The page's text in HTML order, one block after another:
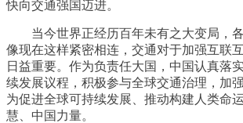
快向交通强国迈进。
当今世界正经历百年未有之大变局，各
像现在这样紧密相连，交通对于加强互联
日益重要。作为负责任大国，中国认真落
续发展议程，积极参与全球交通治理，加
为促进全球可持续发展、推动构建人类命
慧、中国力量。